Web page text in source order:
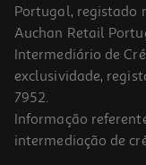
Localizador
Portugal, registado
Auchan Retail
Intermediário de
exclusividade,
7952.
Informação
intermediação de